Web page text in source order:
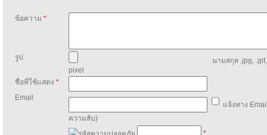
ข้อความ *
รูป
นามสกุล .jpg,
pixel
ชื่อที่ใช้แสดง *
Email
แจ้งทาง
ความลับ)
*